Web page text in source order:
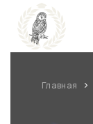
Главная